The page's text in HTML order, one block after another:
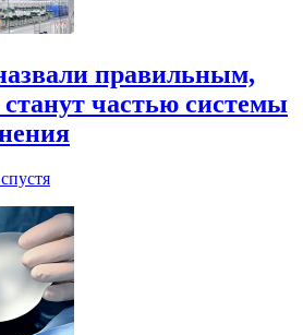
правильным,
частью системы